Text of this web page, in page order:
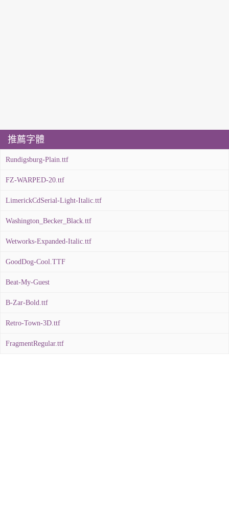
推薦字體
Rundigsburg-Plain.ttf
FZ-WARPED-20.ttf
LimerickCdSerial-Light-Italic.ttf
Washington_Becker_Black.ttf
Wetworks-Expanded-Italic.ttf
GoodDog-Cool.TTF
Beat-My-Guest
B-Zar-Bold.ttf
Retro-Town-3D.ttf
FragmentRegular.ttf